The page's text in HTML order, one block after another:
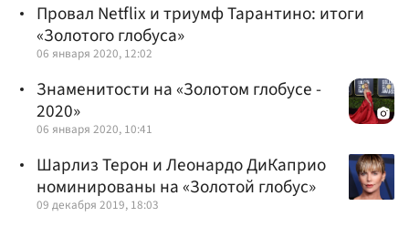
Провал Netflix и триумф Тарантино: итоги
«Золотого глобуса»
06 января 2020, 12:02
Знаменитости на «Золотом глобусе -
2020»
06 января 2020, 10:41
Шарлиз Терон и Леонардо ДиКаприо
номинированы на «Золотой глобус»
09 декабря 2019, 18:03